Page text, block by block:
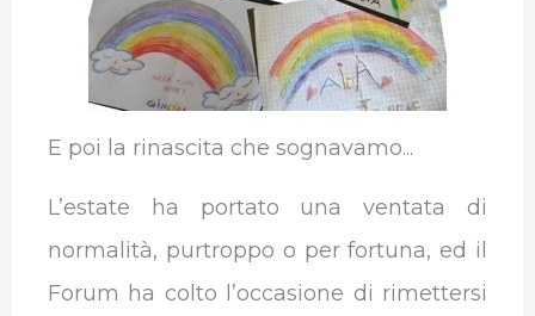
E poi la rinascita che sognavamo...
L’estate ha portato una ventata di
normalità, purtroppo o per fortuna, ed il
Forum ha colto l’occasione di rimettersi